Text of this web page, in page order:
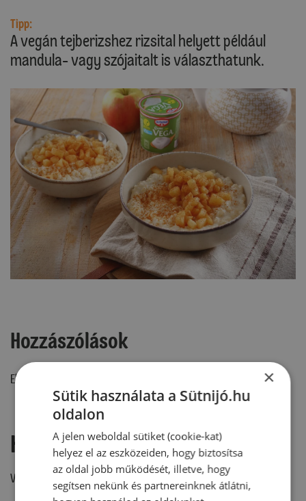
Tipp:
A vegán tejberizshez rizsital helyett például
mandula- vagy szójaitalt is választhatunk.
Hozzászólások
Ehhez a recepthez még nem érkezett hozzászólás.
Hozzászólás írása
Vélemény írásához, kérjük, jelentkezz be!
×
Sütik használata a Sütnijó.hu
oldalon
A jelen weboldal sütiket (cookie-kat)
helyez el az eszközeiden, hogy biztosítsa
az oldal jobb működését, illetve, hogy
segítsen nekünk és partnereinknek átlátni,